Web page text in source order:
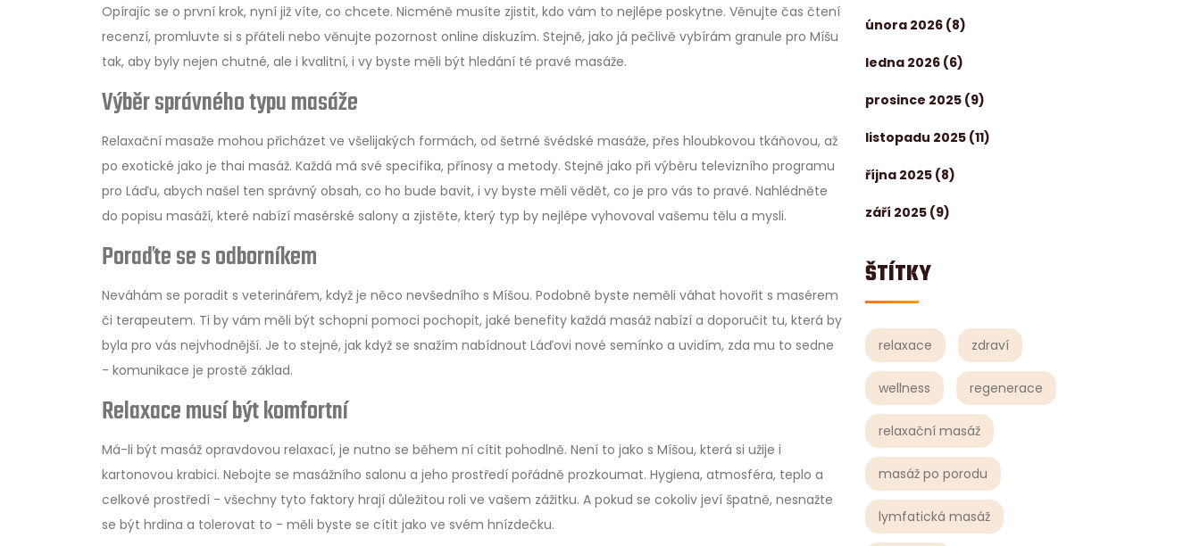
února 2026 (8)
ledna 2026 (6)
prosince 2025 (9)
listopadu 2025 (11)
října 2025 (8)
září 2025 (9)
ŠTÍTKY
relaxace zdraví
wellness regenerace
relaxační masáž
masáž po porodu
lymfatická masáž
Opírajíc se o první krok, nyní již víte, co chcete. Nicméně musíte zjistit, kdo vám to nejlépe poskytne. Věnujte čas čtení
recenzí, promluvte si s přáteli nebo věnujte pozornost online diskuzím. Stejně, jako já pečlivě vybírám granule pro Míšu
tak, aby byly nejen chutné, ale i kvalitní, i vy byste měli být hledání té pravé masáže.
Výběr správného typu masáže
Relaxační masaže mohou přicházet ve všelijakých formách, od šetrné švédské masáže, přes hloubkovou tkáňovou, až
po exotické jako je thai masáž. Každá má své specifika, přínosy a metody. Stejně jako při výběru televizního programu
pro Láďu, abych našel ten správný obsah, co ho bude bavit, i vy byste měli vědět, co je pro vás to pravé. Nahlédněte
do popisu masáží, které nabízí masérské salony a zjistěte, který typ by nejlépe vyhovoval vašemu tělu a mysli.
Poraďte se s odborníkem
Neváhám se poradit s veterinářem, když je něco nevšedního s Míšou. Podobně byste neměli váhat hovořit s masérem
či terapeutem. Ti by vám měli být schopni pomoci pochopit, jaké benefity každá masáž nabízí a doporučit tu, která by
byla pro vás nejvhodnější. Je to stejné, jak když se snažím nabídnout Láďovi nové semínko a uvidím, zda mu to sedne
- komunikace je prostě základ.
Relaxace musí být komfortní
Má-li být masáž opravdovou relaxací, je nutno se během ní cítit pohodlně. Není to jako s Míšou, která si užije i
kartonovou krabici. Nebojte se masážního salonu a jeho prostředí pořádně prozkoumat. Hygiena, atmosféra, teplo a
celkové prostředí - všechny tyto faktory hrají důležitou roli ve vašem zážitku. A pokud se cokoliv jeví špatně, nesnažte
se být hrdina a tolerovat to - měli byste se cítit jako ve svém hnízdečku.